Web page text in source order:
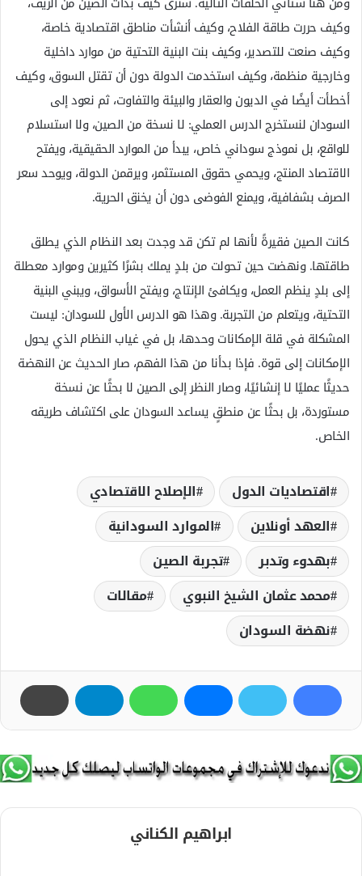
وكيف حررت طاقة الفلاح، وكيف أنشأت مناطق اقتصادية خاصة،
وكيف صنعت للتصدير، وكيف بنت البنية التحتية من موارد داخلية
وخارجية منظمة، وكيف استخدمت الدولة دون أن تقتل السوق، وكيف
أخطأت أيضًا في الديون والعقار والبيئة والتفاوت، ثم نعود إلى
السودان لنستخرج الدرس العملي: لا نسخة من الصين، ولا استسلام
للواقع، بل نموذج سوداني خاص، يبدأ من الموارد الحقيقية، ويفتح
الاقتصاد المنتج، ويحمي حقوق المستثمر، ويرقمن الدولة، ويوحد سعر
الصرف بشفافية، ويمنع الفوضى دون أن يخنق الحرية.
كانت الصين فقيرةً لأنها لم تكن قد وجدت بعد النظام الذي يطلق
طاقتها. ونهضت حين تحولت من بلدٍ يملك بشرًا كثيرين وموارد معطلة
إلى بلدٍ ينظم العمل، ويكافئ الإنتاج، ويفتح الأسواق، ويبني البنية
التحتية، ويتعلم من التجربة. وهذا هو الدرس الأول للسودان: ليست
المشكلة في قلة الإمكانات وحدها، بل في غياب النظام الذي يحول
الإمكانات إلى قوة. فإذا بدأنا من هذا الفهم، صار الحديث عن النهضة
حديثًا عمليًا لا إنشائيًا، وصار النظر إلى الصين لا بحثًا عن نسخة
مستوردة، بل بحثًا عن منطقٍ يساعد السودان على اكتشاف طريقه
الخاص.
اقتصاديات الدول
الإصلاح الاقتصادي
العهد أونلاين
الموارد السودانية
بهدوء وتدبر
تجربة الصين
محمد عثمان الشيخ النبوي
مقالات
نهضة السودان
ابراهيم الكناني